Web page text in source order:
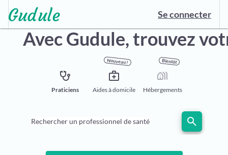
Se connecter
Avec Gudule,trouvez
stethoscope
Praticiens
Nouveau !
medical_services
Aides à domicile
Bientôt
holiday_village
Hébergements
Rechercher un professionnel de santé search